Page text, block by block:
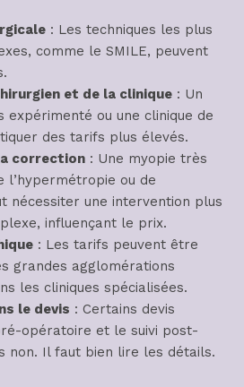
: Les techniques les plus
comme le SMILE, peuvent
et de la clinique : Un
ou une clinique de
des tarifs plus élevés.
correction : Une myopie très
l’hypermétropie ou de
nécessiter une intervention plus
influençant le prix.
: Les tarifs peuvent être
grandes agglomérations
les cliniques spécialisées.
le devis : Certains devis
opératoire et le suivi post-
non. Il faut bien lire les détails.